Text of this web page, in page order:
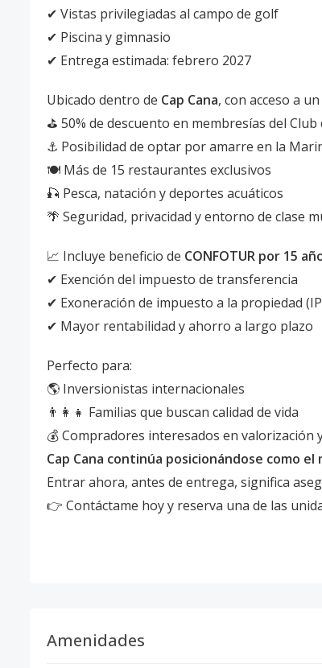
✔ Vistas privilegiadas al campo de golf
✔ Piscina y gimnasio
✔ Entrega estimada: febrero 2027
Ubicado dentro de Cap Cana, con acceso a
⛳ 50% de descuento en membresías del
⚓ Posibilidad de optar por amarre en la
🍽 Más de 15 restaurantes exclusivos
🎣 Pesca, natación y deportes acuáticos
🌴 Seguridad, privacidad y entorno de clase
📈 Incluye beneficio de CONFOTUR por 15
✔ Exención del impuesto de transferencia
✔ Exoneración de impuesto a la propiedad
✔ Mayor rentabilidad y ahorro a largo plazo
Perfecto para:
🌎 Inversionistas internacionales
👨‍👩‍👧 Familias que buscan calidad de vida
💰 Compradores interesados en valorización
Cap Cana continúa posicionándose como
Entrar ahora, antes de entrega, significa
👉 Contáctame hoy y reserva una de las
Amenidades